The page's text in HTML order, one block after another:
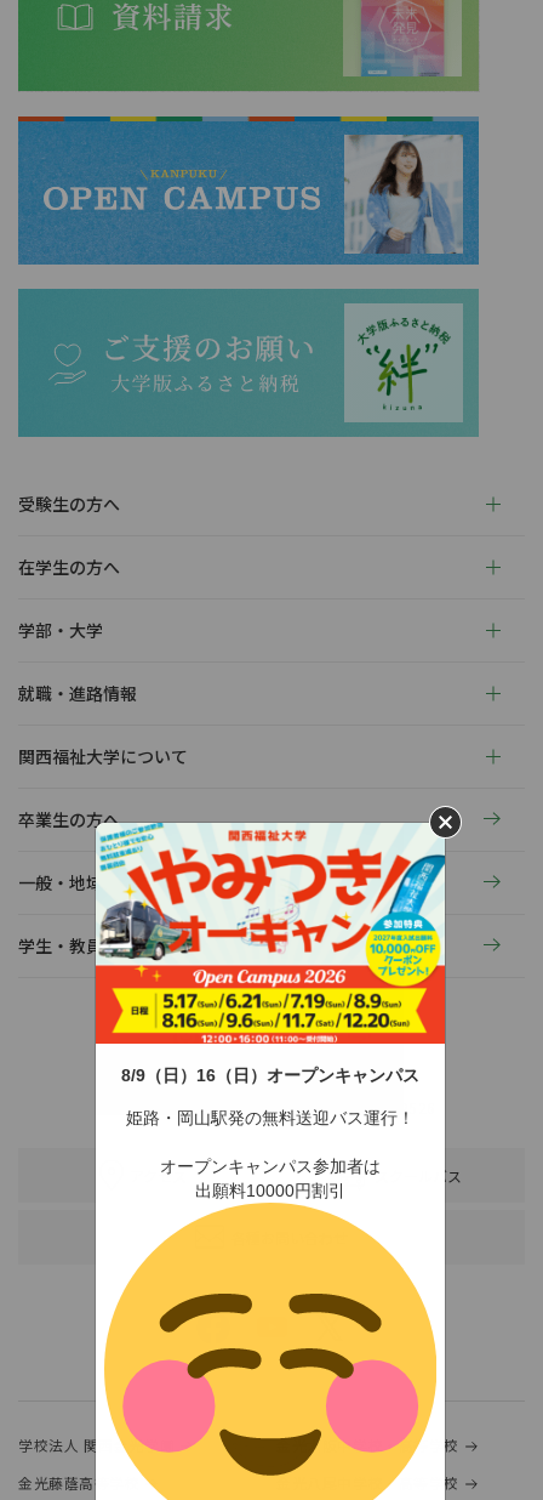
8/9（日）16（日）オープンキャンパス
姫路・岡山駅発の無料送迎バス運行！
オープンキャンパス参加者は
出願料10000円割引
受験生の方へ
在学生の方へ
学部・大学
就職・進路情報
関西福祉大学について
卒業生の方へ
一般・地域の方へ
学生・教員の活動
〒678-0255 兵庫県赤穂市新田380-3
TEL：0791-46-2525（代）FAX：0791-46-2526
アクセス スクールバス
学校法人 関西金光学園
金光大阪中学校・高等学校
金光藤蔭高等学校
金光八尾中学校・高等学校